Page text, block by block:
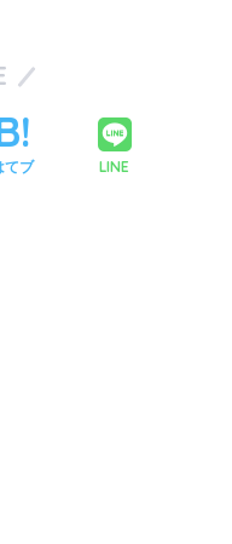
てブ LINE